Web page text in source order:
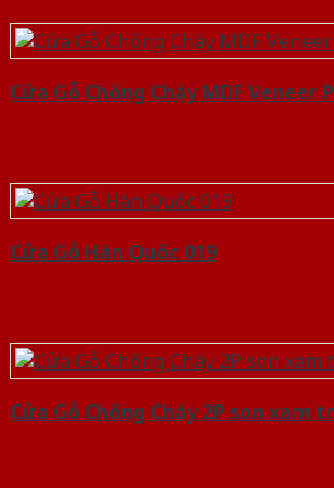
Cửa Gỗ Chống Cháy MDF Veneer
Cửa Gỗ Hàn Quốc 019
Cửa Gỗ Chống Cháy 2P son xam